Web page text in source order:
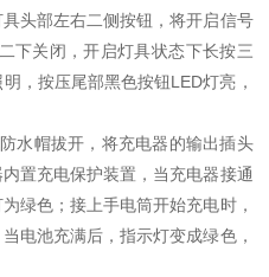
头部左右二侧按钮，将开启信号
下关闭，开启灯具状态下长按三
，按压尾部黑色按钮LED灯亮，
水帽拔开，将充电器的输出插头
置充电保护装置，当充电器接通
绿色；接上手电筒开始充电时，
电池充满后，指示灯变成绿色，